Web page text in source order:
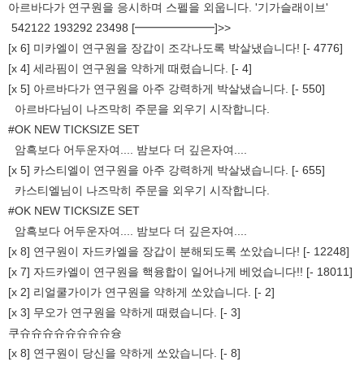
아르바다가 연구원을 응시하며 스펠을 외웁니다. '기가슬래이브'
542122 193292 23498 [━━━━━━━]>>
[x 6] 미카엘이 연구원을 장갑이 조각나도록 박살냈습니다! [- 4776]
[x 4] 세라핌이 연구원을 약하게 때렸습니다. [- 4]
[x 5] 아르바다가 연구원을 아주 강력하게 박살냈습니다. [- 550]
아르바다님이 나즈막히 주문을 외우기 시작합니다.
#OK NEW TICKSIZE SET
암흑보다 어두운자여.... 밤보다 더 깊은자여....
[x 5] 카스티엘이 연구원을 아주 강력하게 박살냈습니다. [- 655]
카스티엘님이 나즈막히 주문을 외우기 시작합니다.
#OK NEW TICKSIZE SET
암흑보다 어두운자여.... 밤보다 더 깊은자여....
[x 8] 연구원이 자드카엘을 장갑이 분해되도록 쏘았습니다! [- 12248]
[x 7] 자드카엘이 연구원을 핵융합이 일어나게 베었습니다!! [- 18011]
[x 2] 리얼쿨가이가 연구원을 약하게 쏘았습니다. [- 2]
[x 3] 무오가 연구원을 약하게 때렸습니다. [- 3]
쿠슈슈슈슈슈슈슈슈슝
[x 8] 연구원이 당신을 약하게 쏘았습니다. [- 8]